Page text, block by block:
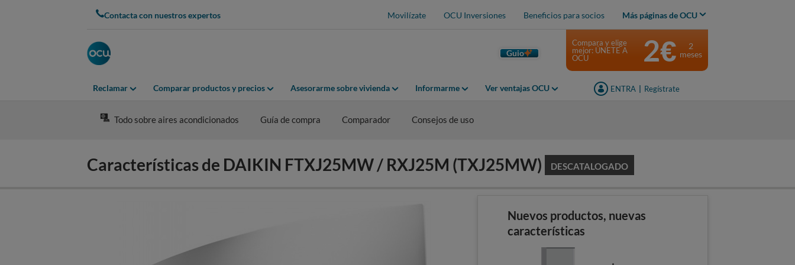
Contacta con nuestros expertos Movilízate OCU Inversiones Beneficios para socios Más páginas de OCU
Guio
Reclamar Comparar productos y precios Asesorarme sobre vivienda Informarme Ver ventajas OCU ENTRA Regístrate
Compara y elige
mejor: ÚNETE A
OCU
2€
2
meses
Todo sobre aires acondicionados Guía de compra Comparador Consejos de uso
Características de DAIKIN FTXJ25MW / RXJ25M (TXJ25MW) DESCATALOGADO
Nuevos productos, nuevas
características